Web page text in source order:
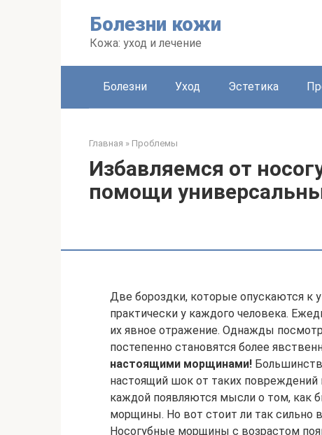
Болезни кожи
Кожа: уход и лечение
Болезни Уход Эстетика
Главная » Проблемы
Избавляемся от
помощи
Две бороздки, которые опускаются к
практически у каждого человека.
их явное отражение. Однажды
постепенно становятся более
настоящими морщинами!
настоящий шок от таких повреждений
каждой появляются мысли о том, как
морщины. Но вот стоит ли так сильно
Носогубные морщины с возрастом